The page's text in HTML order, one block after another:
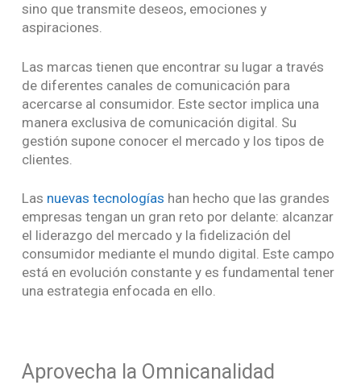
sino que transmite deseos, emociones y
aspiraciones.
Las marcas tienen que encontrar su lugar a través
de diferentes canales de comunicación para
acercarse al consumidor. Este sector implica una
manera exclusiva de comunicación digital. Su
gestión supone conocer el mercado y los tipos de
clientes.
Las nuevas tecnologías han hecho que las grandes
empresas tengan un gran reto por delante: alcanzar
el liderazgo del mercado y la fidelización del
consumidor mediante el mundo digital. Este campo
está en evolución constante y es fundamental tener
una estrategia enfocada en ello.
Aprovecha la Omnicanalidad